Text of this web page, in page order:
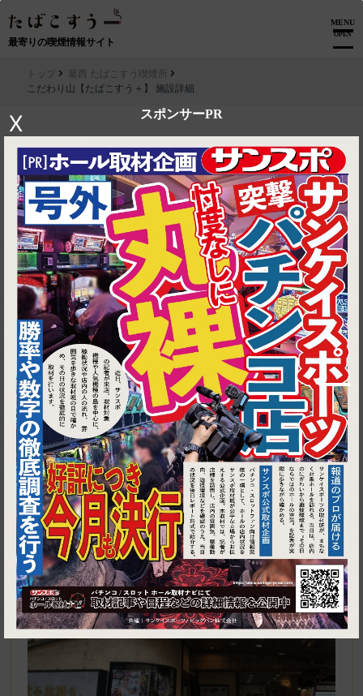
最寄りの喫煙情報サイト
MENU
OPEN
スポンサーPR
X
1
トップ
葛西 たばこすう喫煙所
こだわり山【たばこすう＋】 施設詳細
▶ ルートを見る
葛西 たばこすう喫煙所│こだわり山【たばこすう＋】
東京都江戸川区中葛西3‐35‐16